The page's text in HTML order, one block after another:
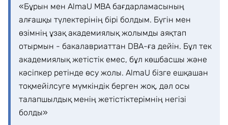
«Бұрын мен AlmaU MBA бағдарламасының
алғашқы түлектерінің бірі болдым. Бүгін мен
өзімнің ұзақ академиялық жолымды аяқтап
отырмын - бакалавриаттан DBA-ға дейін. Бұл тек
академиялық жетістік емес, бұл көшбасшы және
кәсіпкер ретінде өсу жолы. AlmaU бізге ешқашан
тоқмейілсуге мүмкіндік берген жоқ, дәл осы
талапшылдық менің жетістіктерімнің негізі
болды»